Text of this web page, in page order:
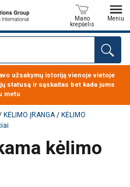
Mano
krepšelis
Meniu
užsakymų istoriją vienoje vietoje
statusą ir sąskaitas bet kada jums
metu
KĖLIMO ĮRANGA/ KĖLIMO
kėlimo